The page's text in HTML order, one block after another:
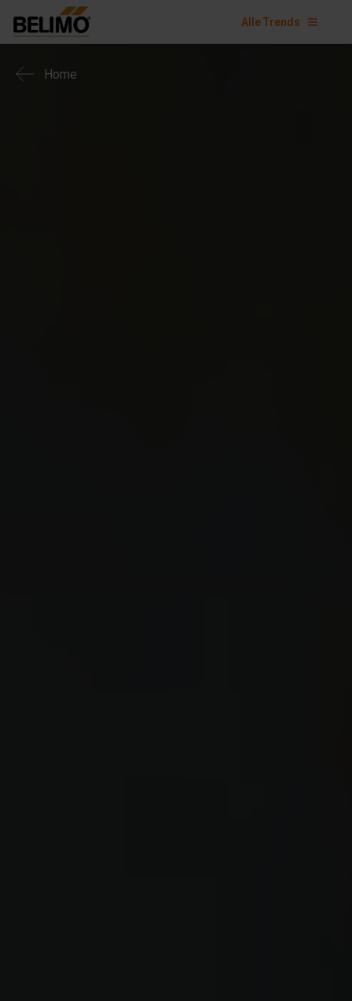
Alle Trends
Home